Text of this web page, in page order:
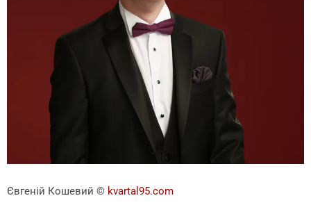
Євгеній Кошевий © kvartal95.com